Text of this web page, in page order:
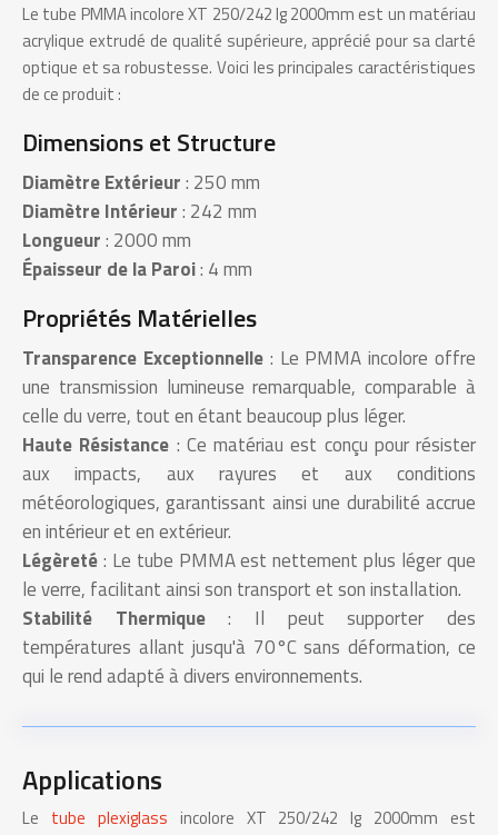
Le tube PMMA incolore XT 250/242 lg 2000mm est un matériau
acrylique extrudé de qualité supérieure, apprécié pour sa clarté
optique et sa robustesse. Voici les principales caractéristiques
de ce produit :
Dimensions et Structure
Diamètre Extérieur: 250 mm
Diamètre Intérieur: 242 mm
Longueur: 2000 mm
Épaisseur de la Paroi: 4 mm
Propriétés Matérielles
Transparence Exceptionnelle: Le PMMA incolore offre
une transmission lumineuse remarquable, comparable à
celle du verre, tout en étant beaucoup plus léger.
Haute Résistance : Ce matériau est conçu pour résister
aux impacts, aux rayures et aux conditions
météorologiques, garantissant ainsi une durabilité accrue
en intérieur et en extérieur.
Légèreté: Le tube PMMA est nettement plus léger que
le verre, facilitant ainsi son transport et son installation.
Stabilité Thermique: Il peut supporter des
températures allant jusqu'à 70°C sans déformation, ce
qui le rend adapté à divers environnements.
Applications
Le tube plexiglass incolore XT 250/242 lg 2000mm est